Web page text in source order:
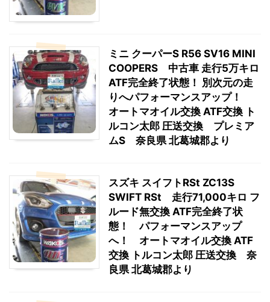
ミニ クーパーS R56 SV16 MINI
COOPERS 中古車 走行5万キロ
ATF完全終了状態！ 別次元の走
りへパフォーマンスアップ！
オートマオイル交換 ATF交換 ト
ルコン太郎 圧送交換 プレミア
ムS 奈良県 北葛城郡より
スズキ スイフトRSt ZC13S
SWIFT RSt 走行71,000キロ フ
ルード無交換 ATF完全終了状
態！ パフォーマンスアップ
へ！ オートマオイル交換 ATF
交換 トルコン太郎 圧送交換 奈
良県 北葛城郡より